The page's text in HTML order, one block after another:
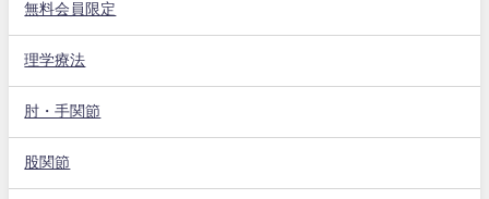
無料会員限定
理学療法
肘・手関節
股関節